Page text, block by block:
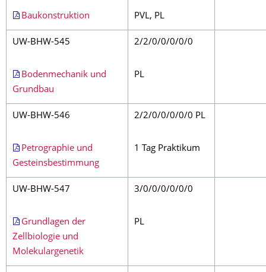
Baukonstruktion PVL, PL
UW-BHW-545
Bodenmechanik und
Grundbau
2/2/0/0/0/0/0
PL
UW-BHW-546
Petrographie und
Gesteinsbestimmung
2/2/0/0/0/0/0 PL
1 Tag Praktikum
UW-BHW-547
Grundlagen der
Zellbiologie und
Molekulargenetik
3/0/0/0/0/0/0
PL